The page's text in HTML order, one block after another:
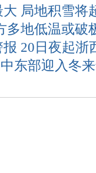
局地积雪将
多地低温或破
20日夜起浙
东部迎入冬